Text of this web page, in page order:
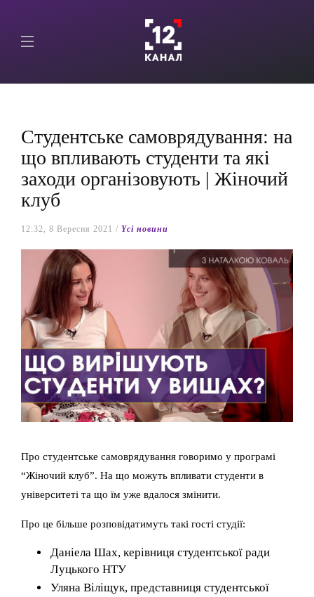
Студентське самоврядування: на
що впливають студенти та які
заходи організовують | Жіночий
клуб
12:32, 8 Вересня 2021 / Yсі новини
Про студентське самоврядування говоримо у програмі
“Жіночий клуб”. На що можуть впливати студенти в
університеті та що їм уже вдалося змінити.
Про це більше розповідатимуть такі гості студії:
Даніела Шах, керівниця студентської ради
Луцького НТУ
Уляна Віліщук, представниця студентської